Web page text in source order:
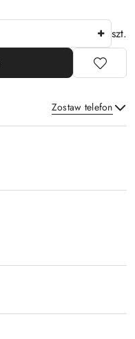
szt.
Zostaw telefon